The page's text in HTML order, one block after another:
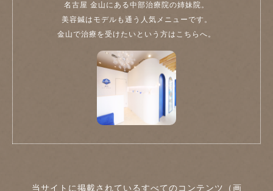
名古屋 金山にある中部治療院の姉妹院。
美容鍼はモデルも通う人気メニューです。
金山で治療を受けたいという方はこちらへ。
当サイトに掲載されているすべてのコンテンツ（画